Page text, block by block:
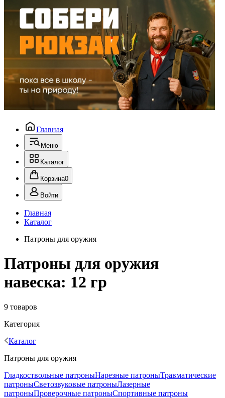
Главная
Меню
Каталог
Корзина0
Войти
Главная
Каталог
Патроны для оружия
Патроны для оружия
навеска: 12 гр
9 товаров
Категория
Каталог
Патроны для оружия
Гладкоствольные патроныНарезные патроныТравматические
патроныСветозвуковые патроныЛазерные
патроныПроверочные патроныСпортивные патроны